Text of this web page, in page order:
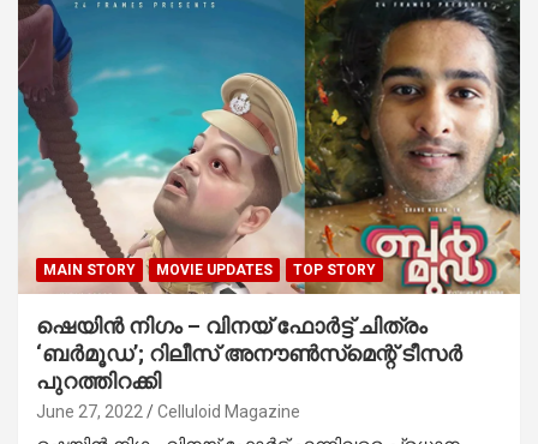
MAIN STORY MOVIE UPDATES TOP STORY
ഷെയിന്‍ നിഗം – വിനയ് ഫോര്‍ട്ട് ചിത്രം
‘ബര്‍മൂഡ’; റിലീസ് അനൗണ്‍സ്‌മെന്റ് ടീസര്‍
പുറത്തിറക്കി
June 27, 2022 Celluloid Magazine